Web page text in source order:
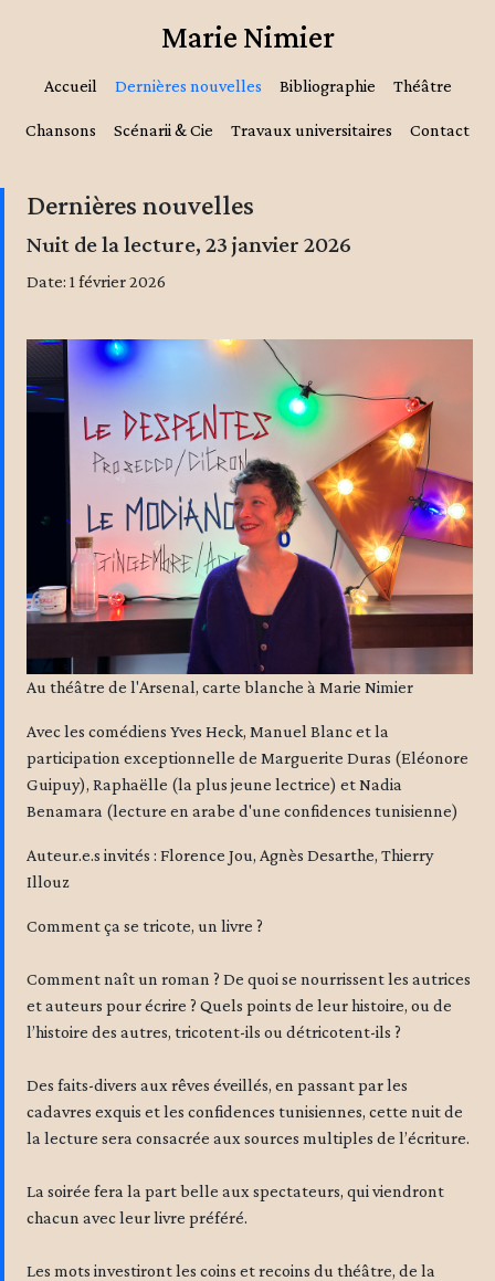
Marie Nimier
Accueil Dernières nouvelles Bibliographie Théâtre
Chansons Scénarii & Cie Travaux universitaires Contact
Dernières nouvelles
Nuit de la lecture, 23 janvier 2026
Date: 1 février 2026
Au théâtre de l'Arsenal, carte blanche à Marie Nimier
Avec les comédiens Yves Heck, Manuel Blanc et la
participation exceptionnelle de Marguerite Duras (Eléonore
Guipuy), Raphaëlle (la plus jeune lectrice) et Nadia
Benamara (lecture en arabe d'une confidences tunisienne)
Auteur.e.s invités : Florence Jou, Agnès Desarthe, Thierry
Illouz
Comment ça se tricote, un livre ?
Comment naît un roman ? De quoi se nourrissent les autrices
et auteurs pour écrire ? Quels points de leur histoire, ou de
l’histoire des autres, tricotent-ils ou détricotent-ils ?
Des faits-divers aux rêves éveillés, en passant par les
cadavres exquis et les confidences tunisiennes, cette nuit de
la lecture sera consacrée aux sources multiples de l’écriture.
La soirée fera la part belle aux spectateurs, qui viendront
chacun avec leur livre préféré.
Les mots investiront les coins et recoins du théâtre, de la